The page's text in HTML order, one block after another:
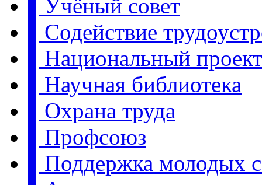
▌Учёный совет
▌Содействие
▌Национальный
▌Научная библиотека
▌Охрана труда
▌Профсоюз
▌Поддержка молодых